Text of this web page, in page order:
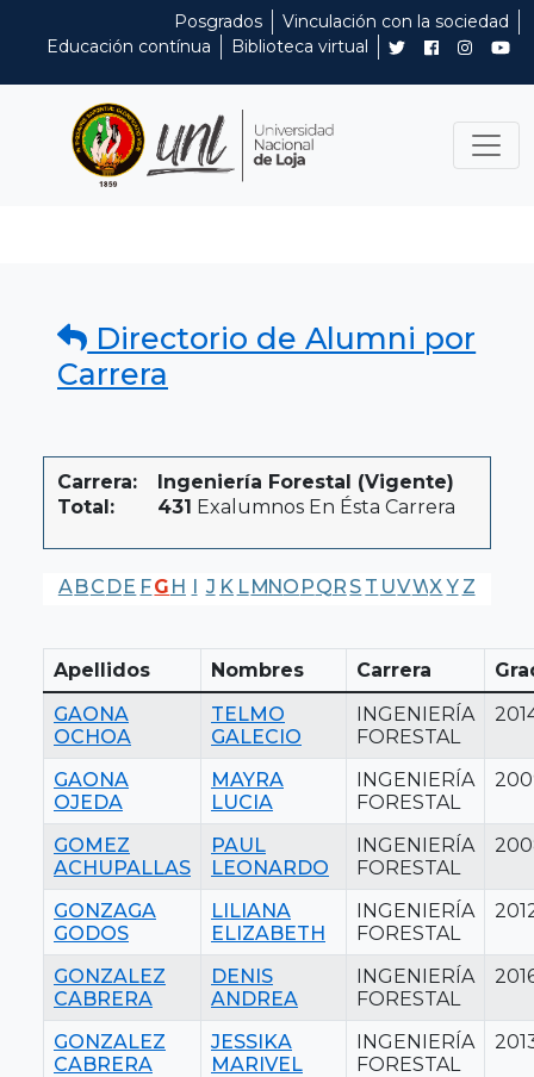
Posgrados
Vinculación con la sociedad
Educación contínua
Biblioteca virtual
Directorio de Alumni por
Carrera
Carrera:
Ingeniería Forestal (Vigente)
Total:
431 Exalumnos En Ésta Carrera
A BC DE FG H I J K LMNO PQR S T UVWX Y Z
Apellidos Nombres Carrera
GAONA
OCHOA
TELMO
GALECIO
INGENIERÍA
FORESTAL
GAONA
OJEDA
MAYRA
LUCIA
INGENIERÍA
FORESTAL
GOMEZ
ACHUPALLAS
PAUL
LEONARDO
INGENIERÍA
FORESTAL
GONZAGA
GODOS
LILIANA
ELIZABETH
INGENIERÍA
FORESTAL
GONZALEZ
CABRERA
DENIS
ANDREA
INGENIERÍA
FORESTAL
GONZALEZ
CABRERA
JESSIKA
MARIVEL
INGENIERÍA
FORESTAL